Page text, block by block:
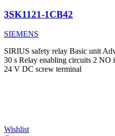
3SK1121-1CB42
SIEMENS
SIRIUS safety relay Basic unit
30 s Relay enabling circuits 2 NO
24 V DC screw terminal
Wishlist